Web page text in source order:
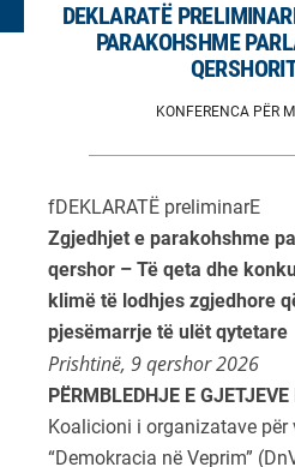
DEKLARATË
PARAKOHSHME
KONFERENCA PËR
fDEKLARATË preliminarE
Zgjedhjet e parakohshme
qershor – Të qeta dhe
klimë të lodhjes zgjedhore
pjesëmarrje të ulët qytetare
Prishtinë, 9 qershor 2026
PËRMBLEDHJE E GJETJEVE
Koalicioni i organizatave
“Demokracia në Veprim”